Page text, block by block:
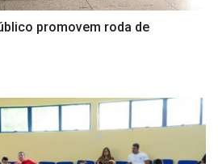
promovem roda de